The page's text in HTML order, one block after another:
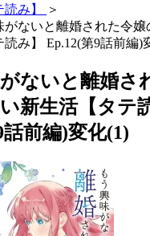
み】
＞
がないと離婚された令
読み】 Ep.12(第9話前編)
ないと離婚さ
新生活【タテ
話前編)変化(1)